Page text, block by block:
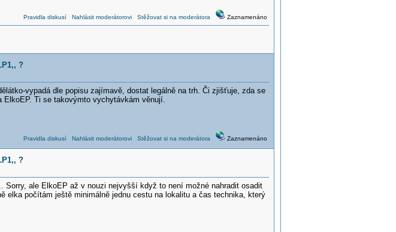
Pravidla diskusí Nahlásit moderátorovi Stěžovat si na moderátora Zaznamenáno
?
vypadá dle popisu zajímavě, dostat legálně na trh. Či zjišťuje, zda se
ElkoEP. Ti se takovýmto vychytávkám věnují.
Pravidla diskusí Nahlásit moderátorovi Stěžovat si na moderátora Zaznamenáno
?
Sorry, ale ElkoEP až v nouzi nejvyšší když to není možné nahradit osadit
elka počítám ještě minimálně jednu cestu na lokalitu a čas technika, který